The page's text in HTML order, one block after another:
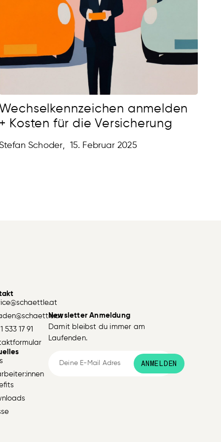
anmelden
Kosten für die Versicherung
Schoder 15. Februar 2025
533 17 91
Newsletter Anmeldung
Damit bleibst du immer am
Laufenden.
ANMELDEN